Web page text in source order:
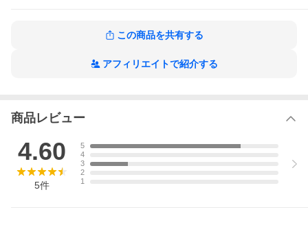
精糖蜜、オーガニックシュガー、米、米ぬ
ラミックス、光合成細菌、乳酸菌、酵母菌、
糸状菌、放線菌
広告文責
備考
環境保全型農業 好気性 嫌気性 微生物 天然材
料 天然複 培養 ガーデニング 家庭菜園 土 土壌
改良 水質浄化 畜産業 衛生管理 悪臭 抑制 有機
この商品を共有する
アフィリエイトで紹介する
商品レビュー
4.60
5件
5
4
3
2
1